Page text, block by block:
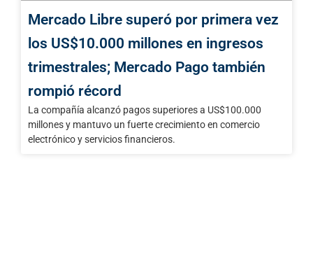
Mercado Libre superó por primera vez
los US$10.000 millones en ingresos
trimestrales; Mercado Pago también
rompió récord
La compañía alcanzó pagos superiores a US$100.000
millones y mantuvo un fuerte crecimiento en comercio
electrónico y servicios financieros.